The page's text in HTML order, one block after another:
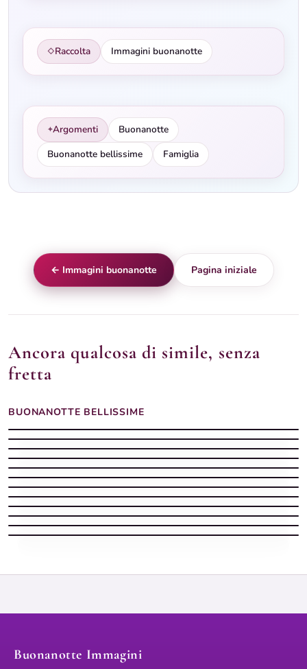
◇Raccolta Immagini buonanotte
✦Argomenti
Buonanotte
Buonanotte bellissime
Famiglia
Ancora qualcosa di simile, senza
fretta
BUONANOTTE BELLISSIME
Buonanotte margherite gialla
Buonanotte bellissima dolce
Buonanotte tazza cappuccino
Buonanotte cielo stellato
Buonanotte cerbiatto chiaro
Buonanotte girasoli barattolo
Buonanotte prato crochi
Buonanotte orsetto bianco
Buonanotte serena
Buonanotte estiva con luna piena tra i rami di gelsomino
Buonanotte intima
← Immagini buonanotte Pagina iniziale
Buonanotte Immagini